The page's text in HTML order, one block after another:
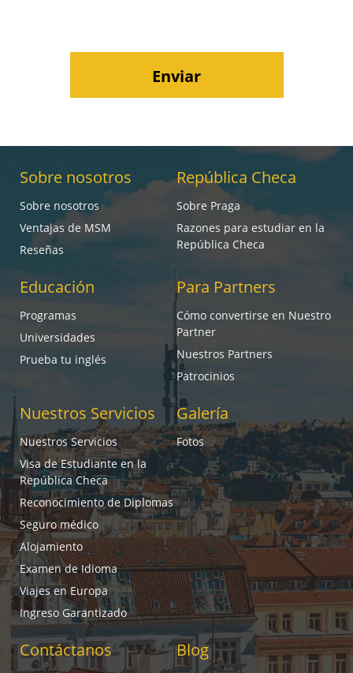
Sobre nosotros
Sobre nosotros
Ventajas de MSM
Reseñas
República Checa
Sobre Praga
Razones para estudiar en la
República Checa
Educación
Programas
Universidades
Prueba tu inglés
Para Partners
Cómo convertirse en Nuestro
Partner
Nuestros Partners
Patrocinios
Nuestros Servicios
Nuestros Servicios
Visa de Estudiante en la
República Checa
Reconocimiento de Diplomas
Seguro médico
Alojamiento
Examen de Idioma
Viajes en Europa
Ingreso Garantizado
Galería
Fotos
Contáctanos Blog